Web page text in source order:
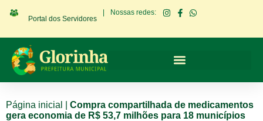
Portal dos Servidores
Nossas redes:
Página inicial
Compra compartilhada de medicamentos
gera economia de R$ 53,7 milhões para 18 municípios